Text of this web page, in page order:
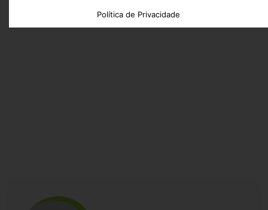
Política de Privacidade